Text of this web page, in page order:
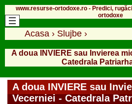
www.resurse-ortodoxe.ro - Predici,
ortodoxe
Acasa › Slujbe ›
A doua INVIERE sau Invierea
Catedrala
A doua INVIERE sau
Vecerniei - Catedrala